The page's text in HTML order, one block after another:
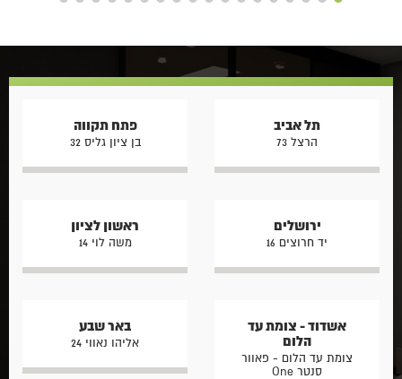
תל אביב
הרצל 73
פתח תקווה
בן ציון גליס 32
ירושלים
יד חרוצים 16
ראשון לציון
משה לוי 14
אשדוד - צומת עד
הלום
צומת עד הלום - פאוור
סנטר One
באר שבע
אליהו נאווי 24